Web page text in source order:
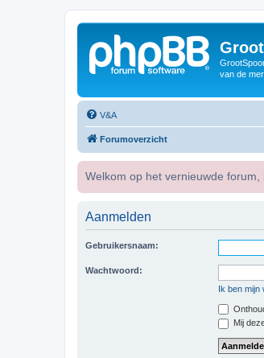
van de
V&A
Forumoverzicht
Welkom op het vernieuwde forum,
Aanmelden
Gebruikersnaam:
Wachtwoord:
Ik ben mijn
Mij